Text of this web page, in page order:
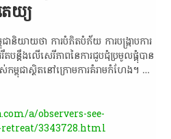
យ្យ
ានិយាយថា ការបំភិតបំភ័យ ការបង្ក្រាបការ
ន្តឹងលើសេរីភាពនៃការជួបជុំប្រមូលផ្តុំបាន
បស់កម្ពុជាស្ថិតនៅក្រោមការគំរាមកំហែង។ …
a/observers-see-
3343728.html